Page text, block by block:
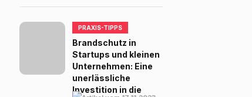
PRAXIS-TIPPS
Brandschutz in
Startups und kleinen
Unternehmen: Eine
unerlässliche
Investition in die